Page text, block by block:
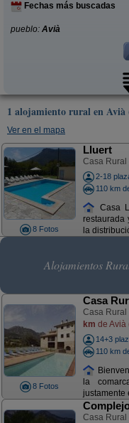
Fechas más buscadas
pueblo: Avià
1 alojamiento rural en Avià
Ver en el mapa
8 Fotos
Lluert
Casa Rural
2-18
110 km
Casa
restaurada
la
Alojamientos
8 Fotos
Casa
Casa Rural
km de Avià
14+3
110 km
la
justamente
Casa Rural